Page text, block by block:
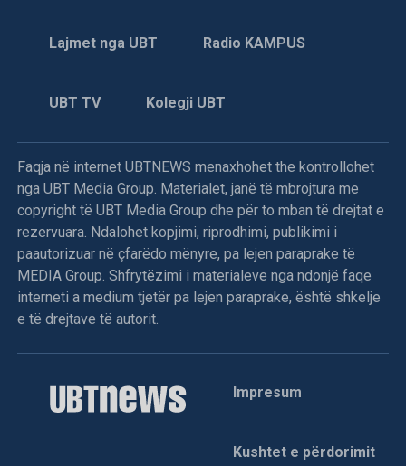
Lajmet nga UBT Radio KAMPUS
UBT TV Kolegji UBT
Faqja në internet UBTNEWS menaxhohet the kontrollohet
nga UBT Media Group. Materialet, janë të mbrojtura me
copyright të UBT Media Group dhe për to mban të drejtat e
rezervuara. Ndalohet kopjimi, riprodhimi, publikimi i
paautorizuar në çfarëdo mënyre, pa lejen paraprake të
MEDIA Group. Shfrytëzimi i materialeve nga ndonjë faqe
interneti a medium tjetër pa lejen paraprake, është shkelje
e të drejtave të autorit.
Impresum
Kushtet e përdorimit